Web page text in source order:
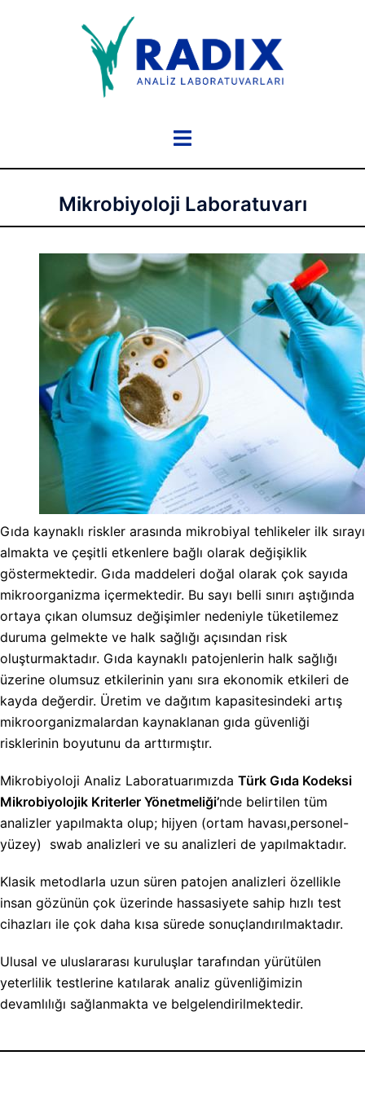
Toggle
Mikrobiyoloji Laboratuvarı
Gıda kaynaklı riskler arasında mikrobiyal tehlikeler ilk sırayı
almakta ve çeşitli etkenlere bağlı olarak değişiklik
göstermektedir. Gıda maddeleri doğal olarak çok sayıda
mikroorganizma içermektedir. Bu sayı belli sınırı aştığında
ortaya çıkan olumsuz değişimler nedeniyle tüketilemez
duruma gelmekte ve halk sağlığı açısından risk
oluşturmaktadır. Gıda kaynaklı patojenlerin halk sağlığı
üzerine olumsuz etkilerinin yanı sıra ekonomik etkileri de
kayda değerdir. Üretim ve dağıtım kapasitesindeki artış
mikroorganizmalardan kaynaklanan gıda güvenliği
risklerinin boyutunu da arttırmıştır.
Mikrobiyoloji Analiz Laboratuarımızda Türk Gıda Kodeksi
Mikrobiyolojik Kriterler Yönetmeliği’nde belirtilen tüm
analizler yapılmakta olup; hijyen (ortam havası,personel-
yüzey) swab analizleri ve su analizleri de yapılmaktadır.
Klasik metodlarla uzun süren patojen analizleri özellikle
insan gözünün çok üzerinde hassasiyete sahip hızlı test
cihazları ile çok daha kısa sürede sonuçlandırılmaktadır.
Ulusal ve uluslararası kuruluşlar tarafından yürütülen
yeterlilik testlerine katılarak analiz güvenliğimizin
devamlılığı sağlanmakta ve belgelendirilmektedir.